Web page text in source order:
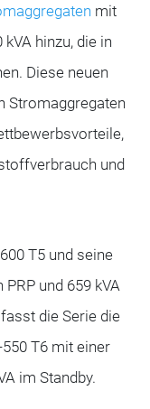
mit
hinzu, die in
Diese neuen
Stromaggregaten
und
T5 und seine
und 659 kVA
die Serie die
T6 mit einer
im Standby.